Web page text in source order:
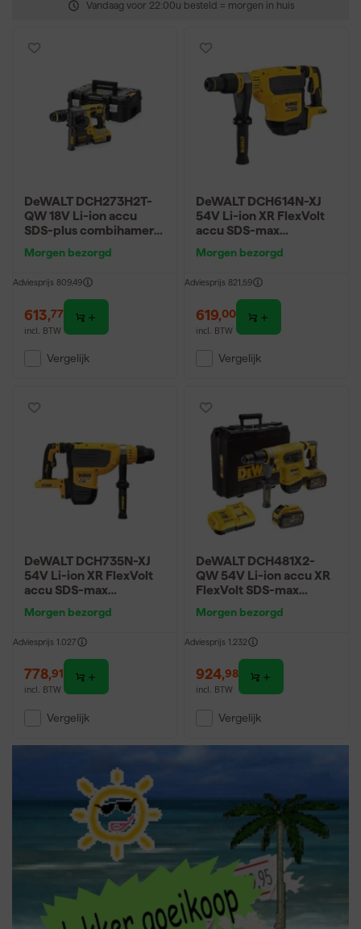
Vandaag voor 22:00u besteld = morgen in huis
DeWALT DCH273H2T-
QW 18V Li-ion accu
SDS-plus combihamer
POWERSTACK accu) in
Morgen bezorgd
Adviesprijs 809,49
613,77
incl. BTW
Vergelijk
DeWALT DCH614N-XJ
54V Li-ion XR FlexVolt
accu SDS-max
koffer
Morgen bezorgd
Adviesprijs 821,59
619,00
incl. BTW
Vergelijk
DeWALT DCH735N-XJ
54V Li-ion XR FlexVolt
accu SDS-max
Morgen bezorgd
Adviesprijs 1.027
778,91
incl. BTW
Vergelijk
DeWALT DCH481X2-
QW 54V Li-ion accu XR
FlexVolt SDS-max
9.0Ah) in koffer - 6J -
Morgen bezorgd
Adviesprijs 1.232
924,98
incl. BTW
Vergelijk